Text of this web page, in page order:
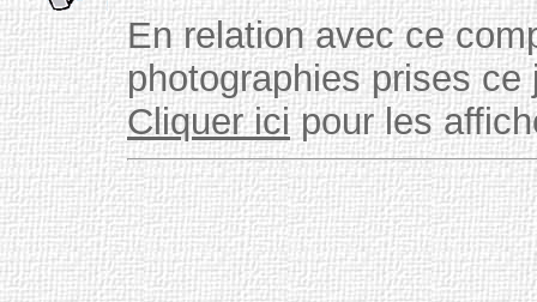
En relation avec ce
photographies prises ce
Cliquer ici pour les